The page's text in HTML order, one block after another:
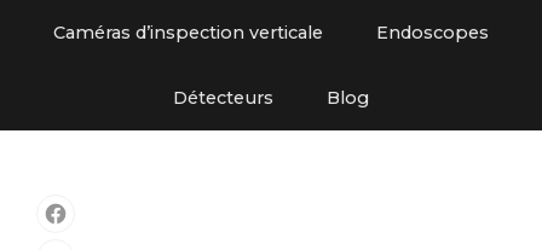
Caméras d’inspection verticale Endoscopes
Détecteurs Blog